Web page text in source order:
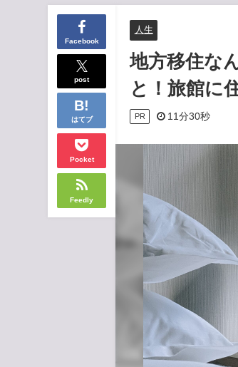
Facebook
post
はてブ
Pocket
Feedly
人生
地方移住な
と！旅館に
PR 11分30秒